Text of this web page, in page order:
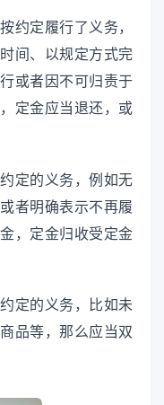
约定履行了义务，
间、以规定方式完
或者因不可归责于
定金应当退还，或
定的义务，例如无
者明确表示不再履
，定金归收受定金
定的义务，比如未
品等，那么应当双